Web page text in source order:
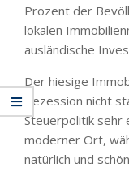
Prozent der
lokalen
ausländische
Der hiesige
Rezession nicht
Steuerpolitik sehr
moderner Ort,
natürlich und